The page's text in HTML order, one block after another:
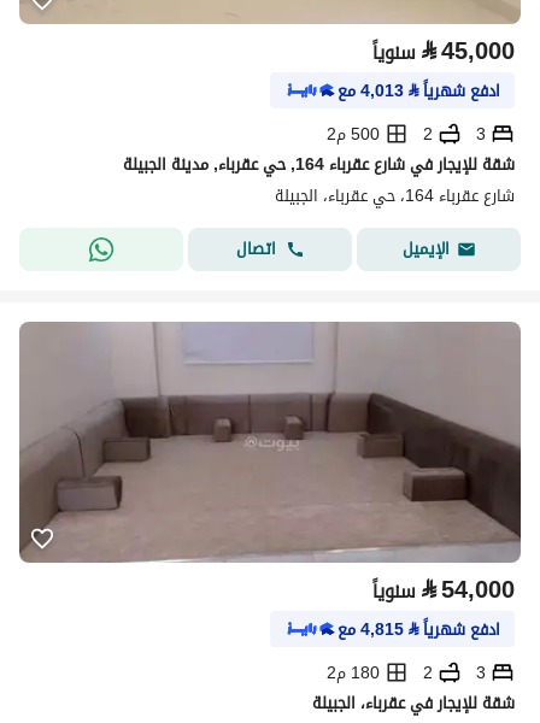
⃁45,000 سنوياً
ادفع شهرياً⃁
4,013مع
3
2
500 م2
شقة للإيجار في شارع عقرباء 164, حي عقرباء, مدينة الجبيلة
شارع عقرباء 164، حي عقرباء، الجبيلة
الإيميل
اتصال
⃁54,000 سنوياً
ادفع شهرياً⃁
4,815مع
3
2
180 م2
شقة للإيجار في عقرباء، الجبيلة